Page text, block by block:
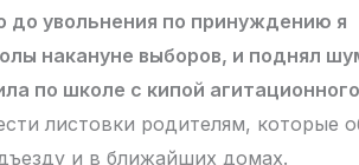
до увольнения по принуждению я
накануне выборов, и поднял
по школе с кипой
листовки родителям, которые
и в ближайших домах.